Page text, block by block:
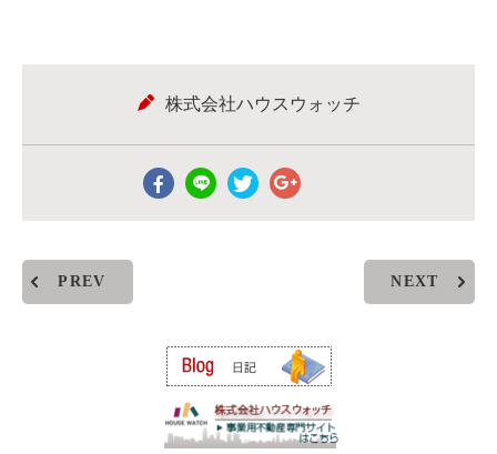
株式会社ハウスウォッチ
PREV NEXT